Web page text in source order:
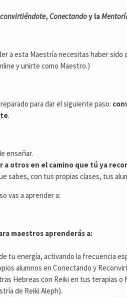
, Conectandoy la
a esta Maestría necesitas haber sido
y unirte como Maestro.)
para dar el siguiente paso:
.
enseñar.
a otros en el camino que tú ya
sabes, con tus propias clases, tus
vas a aprender a:
maestros aprenderás a:
tu energía, activando la frecuencia
alumnos en Conectando y
Hebreas con Reiki en tus terapias o
de Reiki Aleph).